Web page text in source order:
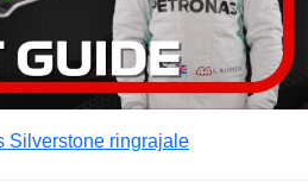
Silverstone ringrajale